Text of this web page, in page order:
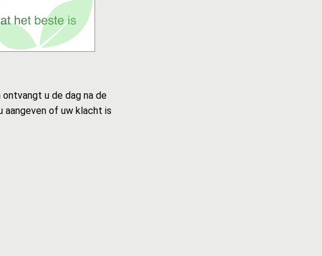
u de dag na de
aangeven of uw klacht is